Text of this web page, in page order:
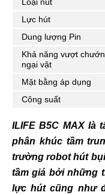
Loại nút
Lực hút
Dung lượng Pin
Khả năng vượt
ngại vật
Mặt bằng áp dụng
Công suất
ILIFE B5C MAX là
phân khúc tầm
trường robot hút
tầm giá bởi những
lực hút cũng như